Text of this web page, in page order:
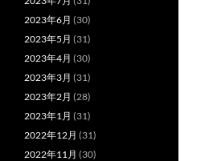
2023年6月 (30)
2023年5月 (31)
2023年4月 (30)
2023年3月 (31)
2023年2月 (28)
2023年1月 (31)
2022年12月 (31)
2022年11月 (30)